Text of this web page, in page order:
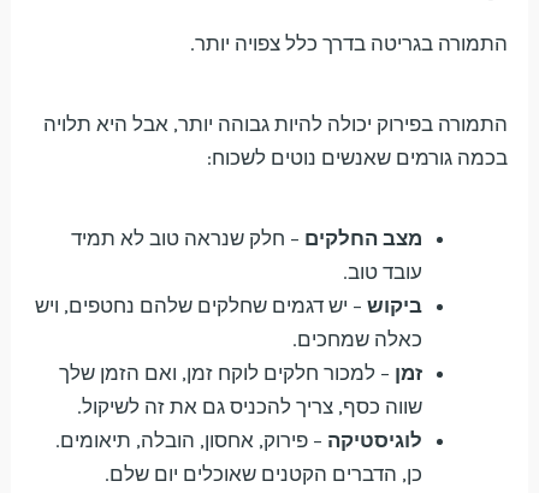
התמורה בגריטה בדרך כלל צפויה יותר.
התמורה בפירוק יכולה להיות גבוהה יותר, אבל היא תלויה
בכמה גורמים שאנשים נוטים לשכוח:
מצב החלקים – חלק שנראה טוב לא תמיד
עובד טוב.
ביקוש – יש דגמים שחלקים שלהם נחטפים, ויש
כאלה שמחכים.
זמן – למכור חלקים לוקח זמן, ואם הזמן שלך
שווה כסף, צריך להכניס גם את זה לשיקול.
לוגיסטיקה – פירוק, אחסון, הובלה, תיאומים.
כן, הדברים הקטנים שאוכלים יום שלם.